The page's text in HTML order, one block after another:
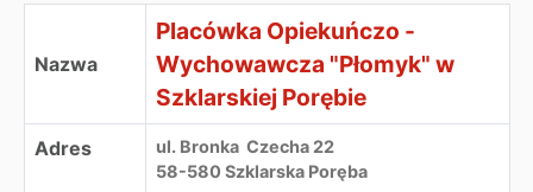
Placówka Opiekuńczo - Wychowawcza "Płomyk" w
Nazwa
Placówka Opiekuńczo -
Wychowawcza "Płomyk" w
Szklarskiej Porębie
Adres
ul. Bronka Czecha 22
58-580 Szklarska Poręba